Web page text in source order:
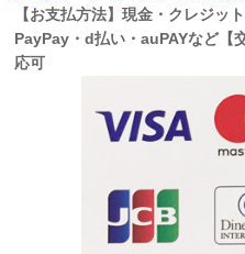
【お支払方法】現金・クレジッ
PayPay・d払い・auPAYなど【
応可